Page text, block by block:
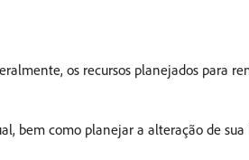
os recursos planejados para
bem como planejar a alteração de